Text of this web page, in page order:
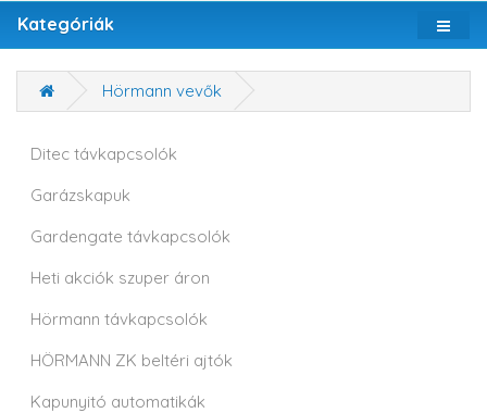
Kategóriák
Hörmann vevők
Ditec távkapcsolók
Garázskapuk
Gardengate távkapcsolók
Heti akciók szuper áron
Hörmann távkapcsolók
HÖRMANN ZK beltéri ajtók
Kapunyitó automatikák